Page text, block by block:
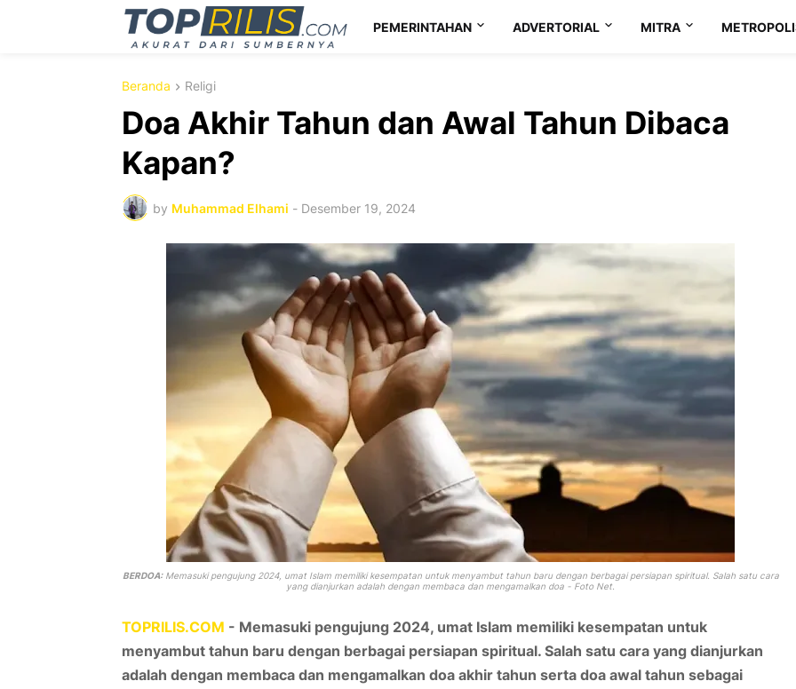
PEMERINTAHAN ADVERTORIAL MITRA
Beranda Religi
Doa Akhir Tahun dan Awal Tahun Dibaca
Kapan?
by Muhammad Elhami - Desember 19, 2024
BERDOA: Memasuki pengujung 2024, umat Islam memiliki kesempatan untuk menyambut tahun baru dengan berbagai persiapan spiritual. Salah satu cara
yang dianjurkan adalah dengan membaca dan mengamalkan doa - Foto Net.
TOPRILIS.COM - Memasuki pengujung 2024, umat Islam memiliki kesempatan untuk
menyambut tahun baru dengan berbagai persiapan spiritual. Salah satu cara yang dianjurkan
adalah dengan membaca dan mengamalkan doa akhir tahun serta doa awal tahun sebagai